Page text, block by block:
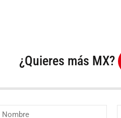
¿Quieres más MX?